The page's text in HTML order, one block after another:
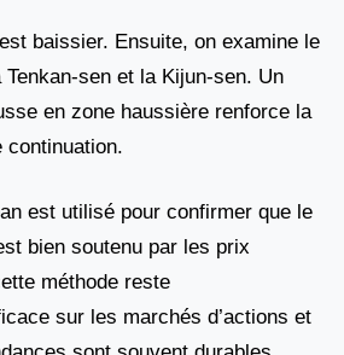
baissier. Ensuite, on examine le
sen et la Kijun-sen. Un
en zone haussière renforce la
continuation.
est utilisé pour confirmer que le
bien soutenu par les prix
méthode reste
sur les marchés d’actions et